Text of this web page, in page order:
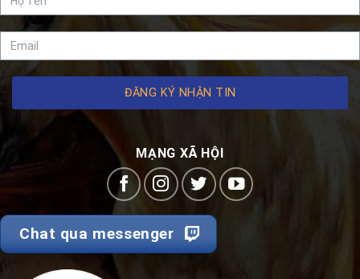
ĐĂNG KÝ NHẬN TIN
MẠNG XÃ HỘI
Chat qua messenger